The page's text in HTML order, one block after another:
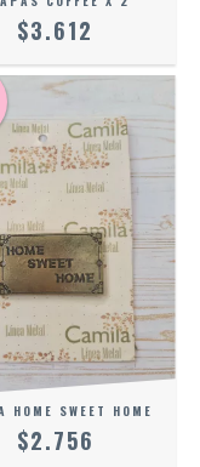
$3.612
HOME SWEET HOME
$2.756